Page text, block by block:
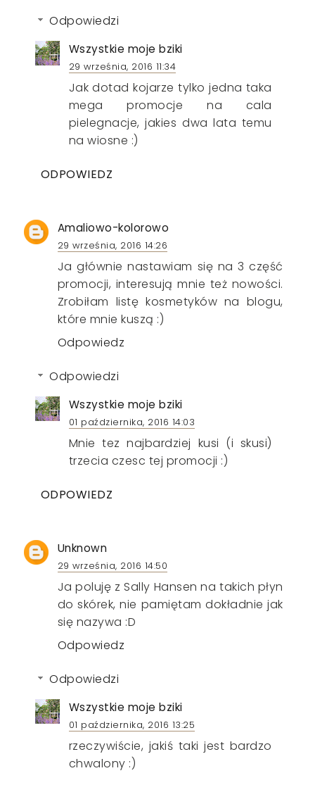
Odpowiedzi
Wszystkie moje bziki
29 września, 2016 11:34
Jak dotad kojarze tylko jedna taka
mega promocje na cala
pielegnacje, jakies dwa lata temu
na wiosne :)
ODPOWIEDZ
Amaliowo-kolorowo
29 września, 2016 14:26
Ja głównie nastawiam się na 3 część
promocji, interesują mnie też nowości.
Zrobiłam listę kosmetyków na blogu,
które mnie kuszą :)
Odpowiedz
Odpowiedzi
Wszystkie moje bziki
01 października, 2016 14:03
Mnie tez najbardziej kusi (i skusi)
trzecia czesc tej promocji :)
ODPOWIEDZ
Unknown
29 września, 2016 14:50
Ja poluję z Sally Hansen na takich płyn
do skórek, nie pamiętam dokładnie jak
się nazywa :D
Odpowiedz
Odpowiedzi
Wszystkie moje bziki
01 października, 2016 13:25
rzeczywiście, jakiś taki jest bardzo
chwalony :)